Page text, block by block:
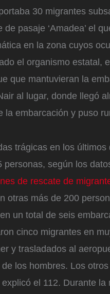
30 migrantes
pasaje ‘Amadea’ el
en la zona cuyos
el organismo estatal,
que mantuvieran la
al lugar, donde llegó
la embarcación y puso
trágicas en los últimos
según los
de rescate de
otras más de 200
un total de seis
cinco migrantes en
y trasladados al
los hombres. Los
el 112. Durante la